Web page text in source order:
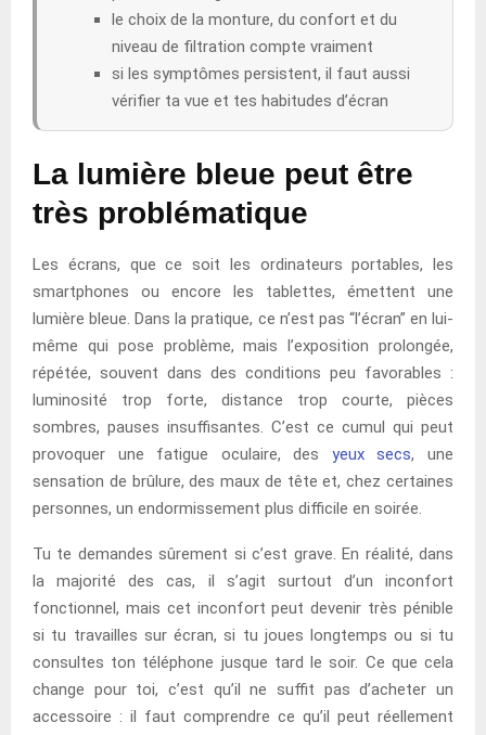
le choix de la monture, du confort et du
niveau de filtration compte vraiment
si les symptômes persistent, il faut aussi
vérifier ta vue et tes habitudes d’écran
La lumière bleue peut être
très problématique
Les écrans, que ce soit les ordinateurs portables, les
smartphones ou encore les tablettes, émettent une
lumière bleue. Dans la pratique, ce n’est pas “l’écran” en lui-
même qui pose problème, mais l’exposition prolongée,
répétée, souvent dans des conditions peu favorables :
luminosité trop forte, distance trop courte, pièces
sombres, pauses insuffisantes. C’est ce cumul qui peut
provoquer une fatigue oculaire, des yeux secs, une
sensation de brûlure, des maux de tête et, chez certaines
personnes, un endormissement plus difficile en soirée.
Tu te demandes sûrement si c’est grave. En réalité, dans
la majorité des cas, il s’agit surtout d’un inconfort
fonctionnel, mais cet inconfort peut devenir très pénible
si tu travailles sur écran, si tu joues longtemps ou si tu
consultes ton téléphone jusque tard le soir. Ce que cela
change pour toi, c’est qu’il ne suffit pas d’acheter un
accessoire : il faut comprendre ce qu’il peut réellement